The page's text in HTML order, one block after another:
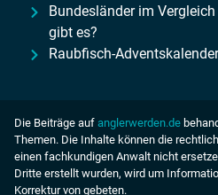
Bundesländer im
gibt es?
Raubfisch-
Die Beiträge auf anglerwerden.de
Themen. Die Inhalte können die
einen fachkundigen Anwalt nicht
Dritte erstellt wurden, wird um
Korrektur von gebeten.